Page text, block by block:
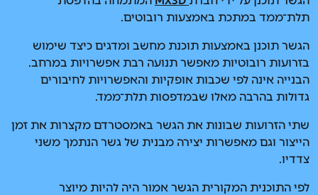
תלת־ממד במתכת באמצעות רובוטים.
הגשר תוכנן באמצעות תוכנת מחשב ומדגים כיצד שימוש
בזרועות רובוטיות מאפשר תנועה רבת אפשרויות במרחב.
הבנייה אינה לפי שכבות אופקיות והאפשרויות לחיבורים
גדולות בהרבה מאלו שבמדפסות תלת־ממד.
שתי הזרועות שבונות את הגשר באמסטרדם מקצרות את זמן
הייצור וגם מאפשרות יצירה מבנית של גשר הנתמך משני
צדדיו.
לפי התוכנית המקורית הגשר אמור היה להיות מיוצר